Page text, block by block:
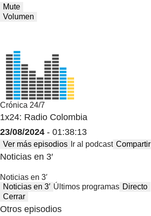
Mute
Volumen
Crónica 24/7
1x24: Radio Colombia
23/08/2024 - 01:38:13
Ver más episodios Ir al podcast Compartir
Noticias en 3′
Noticias en 3′
Noticias en 3′ Últimos programas Directo
Cerrar
Otros episodios